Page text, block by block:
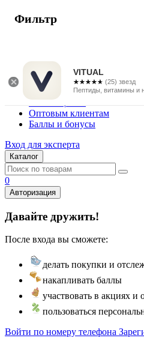
VITUAL
☆☆☆☆☆
★★★★★ (25) звезд
Пептиды, витамины и
г. Москва
Vitual Peptide
+7 (800) 101-13-25
Специалистам
Поставщикам
Оптовым клиентам
Баллы и бонусы
Вход для эксперта
Каталог
0
Авторизация
Давайте дружить!
После входа вы сможете:
делать покупки и
накапливать баллы
участвовать в акциях и
пользоваться
Войти по номеру телефона
Фильтр